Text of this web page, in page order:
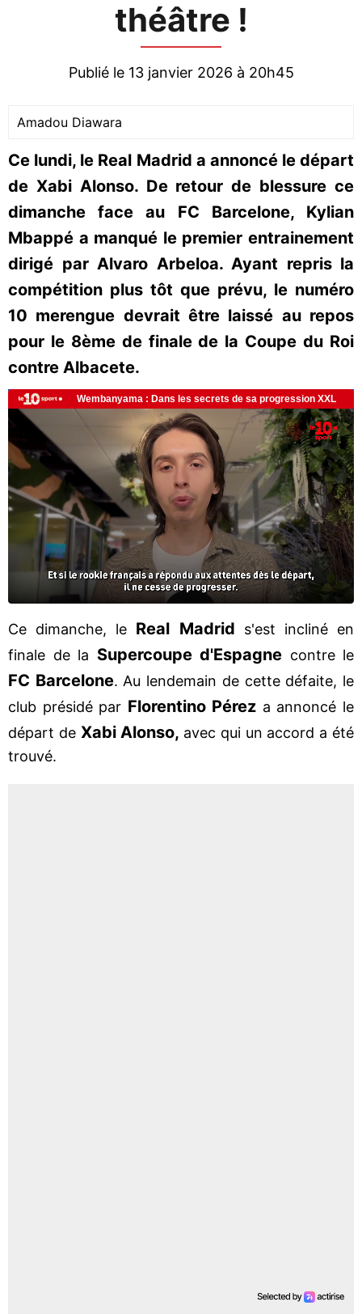
théâtre !
Publié le 13 janvier 2026 à 20h45
Amadou Diawara
Ce lundi, le Real Madrid a annoncé le départ
de Xabi Alonso. De retour de blessure ce
dimanche face au FC Barcelone, Kylian
Mbappé a manqué le premier entrainement
dirigé par Alvaro Arbeloa. Ayant repris la
compétition plus tôt que prévu, le numéro
10 merengue devrait être laissé au repos
pour le 8ème de finale de la Coupe du Roi
contre Albacete.
Ce dimanche, le Real Madrid
s'est incliné en
finale de la Supercoupe d'Espagne contre le
FC Barcelone. Au lendemain de cette défaite, le
club présidé par Florentino Pérez a annoncé le
départ deXabi Alonso, avec qui un accord a été
trouvé.